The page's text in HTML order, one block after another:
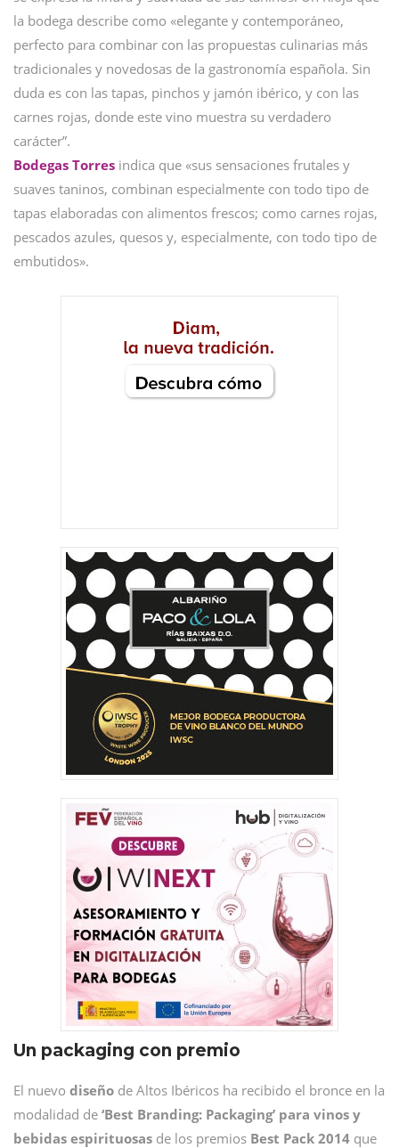
la bodega describe como «elegante y contemporáneo,
perfecto para combinar con las propuestas culinarias más
tradicionales y novedosas de la gastronomía española. Sin
duda es con las tapas, pinchos y jamón ibérico, y con las
carnes rojas, donde este vino muestra su verdadero
carácter”.
Bodegas Torres indica que «sus sensaciones frutales y
suaves taninos, combinan especialmente con todo tipo de
tapas elaboradas con alimentos frescos; como carnes rojas,
pescados azules, quesos y, especialmente, con todo tipo de
embutidos».
Un packaging con premio
El nuevo diseño de Altos Ibéricos ha recibido el bronce en la
modalidad de ‘Best Branding: Packaging’ para vinos y
bebidas espirituosas de los premios Best Pack 2014 que